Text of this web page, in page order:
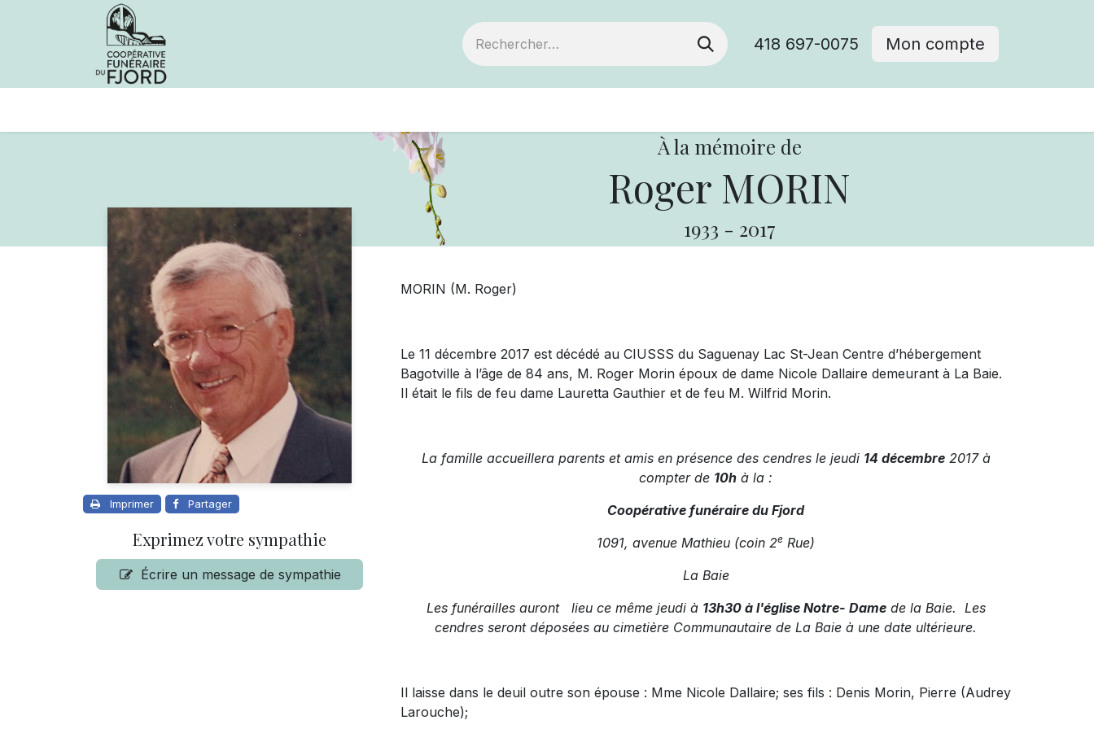
418 697-0075 Mon compte
À la mémoire de
Roger MORIN
1933 - 2017
Imprimer Partager
Exprimez votre sympathie
Écrire un message de sympathie
MORIN (M. Roger)
Le 11 décembre 2017 est décédé au CIUSSS du Saguenay Lac St-Jean Centre d’hébergement
Bagotville à l’âge de 84 ans, M. Roger Morin époux de dame Nicole Dallaire demeurant à La Baie.
Il était le fils de feu dame Lauretta Gauthier et de feu M. Wilfrid Morin.
La famille accueillera parents et amis en présence des cendres le jeudi 14 décembre2017 à
compter de 10h à la :
Coopérative funéraire du Fjord
1091, avenue Mathieu (coin 2e Rue)
La Baie
Les funérailles auront lieu ce même jeudi à 13h30 à l'église Notre- Damede la Baie. Les
cendres seront déposées au cimetière Communautaire de La Baie à une date ultérieure.
Il laisse dans le deuil outre son épouse : Mme Nicole Dallaire; ses fils : Denis Morin, Pierre (Audrey
Larouche);